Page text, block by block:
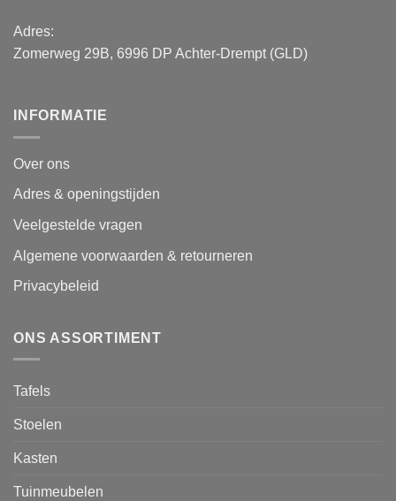
Adres:
Zomerweg 29B, 6996 DP Achter-Drempt (GLD)
INFORMATIE
Over ons
Adres & openingstijden
Veelgestelde vragen
Algemene voorwaarden & retourneren
Privacybeleid
ONS ASSORTIMENT
Tafels
Stoelen
Kasten
Tuinmeubelen